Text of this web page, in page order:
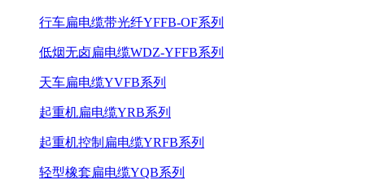
行车扁电缆带光纤YFFB-OF系列
低烟无卤扁电缆WDZ-YFFB系列
天车扁电缆YVFB系列
起重机扁电缆YRB系列
起重机控制扁电缆YRFB系列
轻型橡套扁电缆YQB系列